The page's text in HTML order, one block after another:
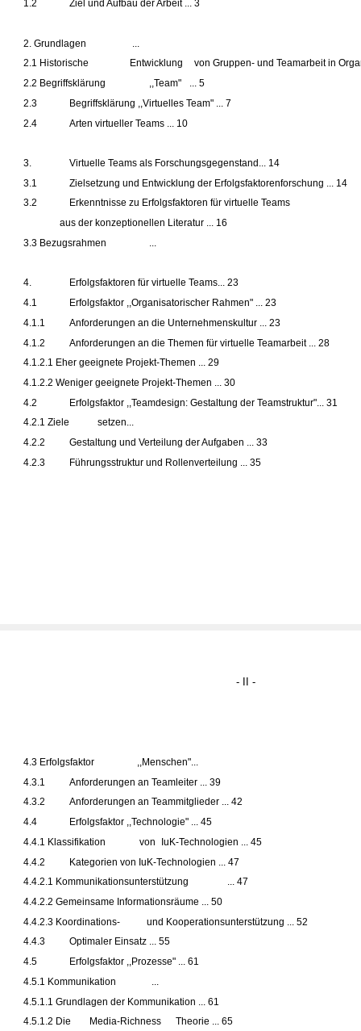
1.2 Ziel und Aufbau der Arbeit ... 3
2. Grundlagen
...
2.1 Historische
Entwicklung
von Gruppen- und Teamarbeit in
2.2 Begriffsklärung
,,Team"
... 5
2.3
Begriffsklärung ,,Virtuelles Team" ... 7
2.4
Arten virtueller Teams ... 10
3.
Virtuelle Teams als Forschungsgegenstand... 14
3.1
Zielsetzung und Entwicklung der Erfolgsfaktorenforschung ... 14
3.2
Erkenntnisse zu Erfolgsfaktoren für virtuelle Teams
aus der konzeptionellen Literatur ... 16
3.3 Bezugsrahmen
...
4.
Erfolgsfaktoren für virtuelle Teams... 23
4.1
Erfolgsfaktor ,,Organisatorischer Rahmen" ... 23
4.1.1
Anforderungen an die Unternehmenskultur ... 23
4.1.2
Anforderungen an die Themen für virtuelle Teamarbeit ... 28
4.1.2.1 Eher geeignete Projekt-Themen ... 29
4.1.2.2 Weniger geeignete Projekt-Themen ... 30
4.2
Erfolgsfaktor ,,Teamdesign: Gestaltung der Teamstruktur"... 31
4.2.1 Ziele
setzen...
4.2.2
Gestaltung und Verteilung der Aufgaben ... 33
4.2.3
Führungsstruktur und Rollenverteilung ... 35
- II -
4.3 Erfolgsfaktor
,,Menschen"...
4.3.1
Anforderungen an Teamleiter ... 39
4.3.2
Anforderungen an Teammitglieder ... 42
4.4
Erfolgsfaktor ,,Technologie" ... 45
4.4.1 Klassifikation
von
IuK-Technologien ... 45
4.4.2
Kategorien von IuK-Technologien ... 47
4.4.2.1 Kommunikationsunterstützung
... 47
4.4.2.2 Gemeinsame Informationsräume ... 50
4.4.2.3 Koordinations-
und Kooperationsunterstützung ... 52
4.4.3
Optimaler Einsatz ... 55
4.5
Erfolgsfaktor ,,Prozesse" ... 61
4.5.1 Kommunikation
4.5.1.1 Grundlagen der Kommunikation ... 61
4.5.1.2 Die
Media-Richness
Theorie ... 65